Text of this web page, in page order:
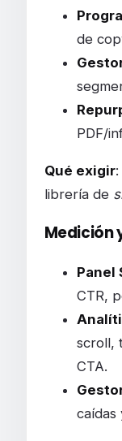
de
PDF/
Qué exigir:
librería de
Medición
Panel
CTR,
scroll,
CTA.
caídas